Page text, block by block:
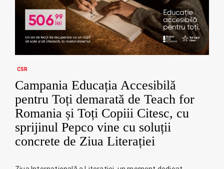
CSR
Campania Educația Accesibilă
pentru Toți demarată de Teach for
Romania și Toți Copiii Citesc, cu
sprijinul Pepco vine cu soluții
concrete de Ziua Literației